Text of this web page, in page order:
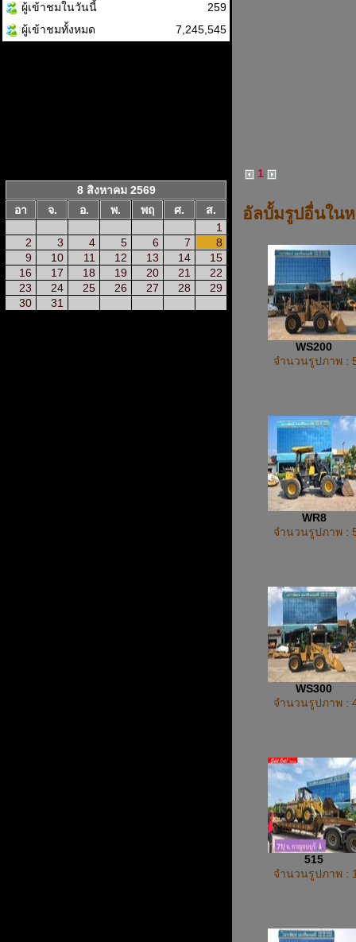
ผู้เข้าชมในวันนี้
259
ผู้เข้าชมทั้งหมด
7,245,545
8 สิงหาคม 2569
อา
จ. อ. พ. พฤ ศ.
ส.
1
2
3 4 5 6 7
8
9
10 11 12 13 14
15
16
17 18 19 20 21
22
23
24 25 26 27 28
29
30
31
1
อัลบั้มรูปอื่นใน
WS200
จำนวนรูปภาพ :
WR8
จำนวนรูปภาพ :
WS300
จำนวนรูปภาพ :
515
จำนวนรูปภาพ :